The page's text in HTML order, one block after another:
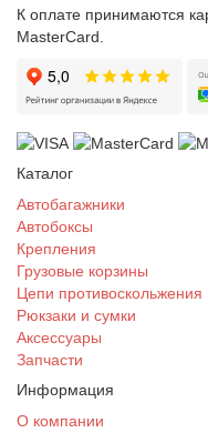
К оплате принимаются
MasterCard.
Каталог
Автобагажники
Автобоксы
Крепления
Грузовые корзины
Цепи противоскольжения
Рюкзаки и сумки
Аксессуары
Запчасти
Информация
О компании